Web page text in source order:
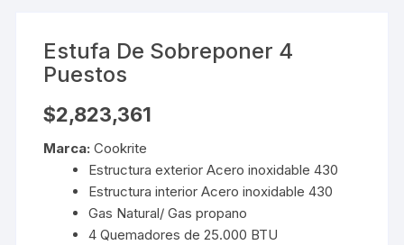
Estufa De Sobreponer 4
Puestos
$2,823,361
Marca: Cookrite
Estructura exterior Acero inoxidable 430
Estructura interior Acero inoxidable 430
Gas Natural/ Gas propano
4 Quemadores de 25.000 BTU